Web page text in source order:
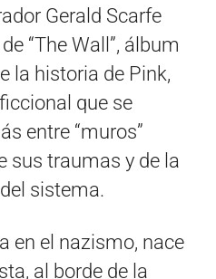
Gerald Scarfe
“The Wall”, álbum
la historia de Pink,
que se
entre “muros”
sus traumas y de la
sistema.
en el nazismo, nace
al borde de la